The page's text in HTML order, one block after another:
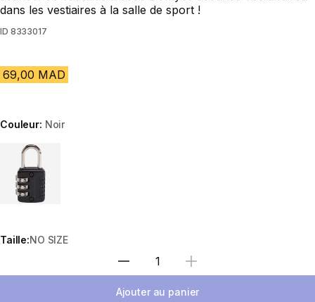
dans les vestiaires à la salle de sport !
ID 8333017
69,00 MAD
Couleur: Noir
Choose a variant
Taille:NO SIZE
Sélectionnez la quantité
Ajouter au panier